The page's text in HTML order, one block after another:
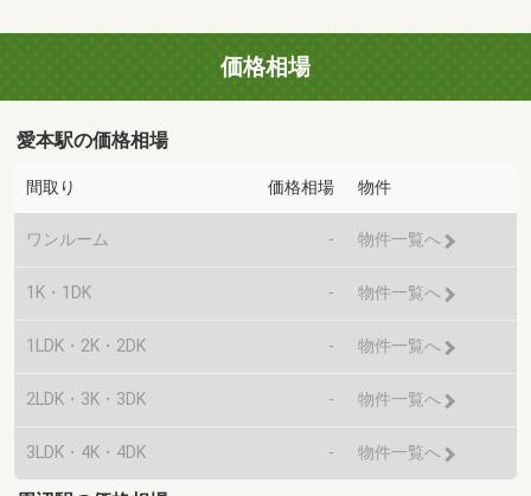
価格相場
愛本駅の価格相場
間取り 価格相場 物件
ワンルーム - 物件一覧へ
1K・1DK - 物件一覧へ
1LDK・2K・2DK - 物件一覧へ
2LDK・3K・3DK - 物件一覧へ
3LDK・4K・4DK - 物件一覧へ